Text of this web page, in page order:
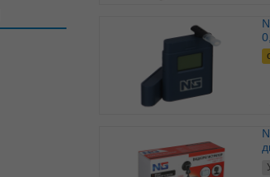
NG Алкотестер 5 мундштуков в комплекте, звук, 0,000-
NG Видеорегистратор Full HD с 2 камерами, 150гр,